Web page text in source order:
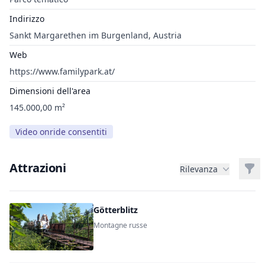
Indirizzo
Sankt Margarethen im Burgenland, Austria
Web
https://www.familypark.at/
Dimensioni dell'area
145.000,00 m²
Video onride consentiti
Attrazioni Rilevanza
Götterblitz
Montagne russe